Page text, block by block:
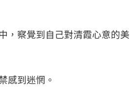
，察覺到自己對清霞心意的美
感到迷惘。